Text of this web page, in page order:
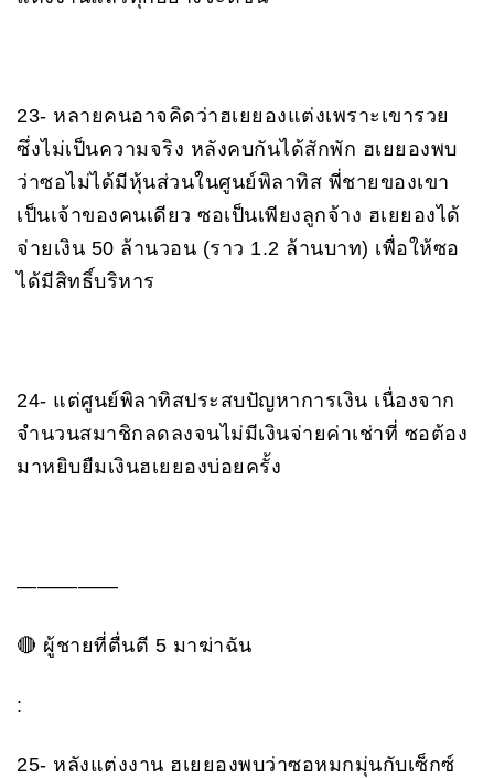
23- หลายคนอาจคิดว่าฮเยยองแต่งเพราะเขารวย
ซึ่งไม่เป็นความจริง หลังคบกันได้สักพัก ฮเยยองพบ
ว่าซอไม่ได้มีหุ้นส่วนในศูนย์พิลาทิส พี่ชายของเขา
เป็นเจ้าของคนเดียว ซอเป็นเพียงลูกจ้าง ฮเยยองได้
จ่ายเงิน 50 ล้านวอน (ราว 1.2 ล้านบาท) เพื่อให้ซอ
ได้มีสิทธิ์บริหาร
24- แต่ศูนย์พิลาทิสประสบปัญหาการเงิน เนื่องจาก
จำนวนสมาชิกลดลงจนไม่มีเงินจ่ายค่าเช่าที่ ซอต้อง
มาหยิบยืมเงินฮเยยองบ่อยครั้ง
—————
🔴 ผู้ชายที่ตื่นตี 5 มาฆ่าฉัน
:
25- หลังแต่งงาน ฮเยยองพบว่าซอหมกมุ่นกับเซ็กซ์